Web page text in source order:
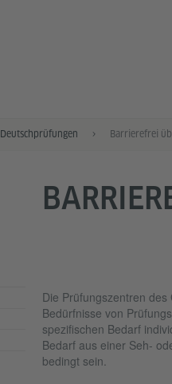
Deutschprüfungen Barrierefrei
Die Prüfungszentren
Bedürfnisse von
spezifischen Bedarf
Bedarf aus einer Seh-
bedingt sein.